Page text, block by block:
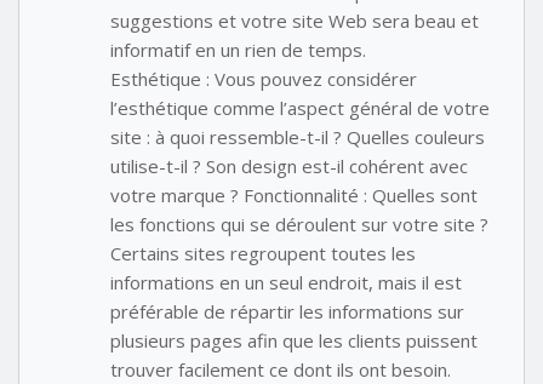
suggestions et votre site Web sera beau et
informatif en un rien de temps.
Esthétique : Vous pouvez considérer
l’esthétique comme l’aspect général de votre
site : à quoi ressemble-t-il ? Quelles couleurs
utilise-t-il ? Son design est-il cohérent avec
votre marque ? Fonctionnalité : Quelles sont
les fonctions qui se déroulent sur votre site ?
Certains sites regroupent toutes les
informations en un seul endroit, mais il est
préférable de répartir les informations sur
plusieurs pages afin que les clients puissent
trouver facilement ce dont ils ont besoin.